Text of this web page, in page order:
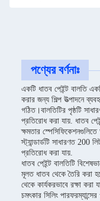
পণ্যের বর্ণনাঃ
একটি ধাতব পেইন্ট বালতি
করার জন্য শিল্প উত্পাদনে
গঠিত।বালতিটির পৃষ্ঠটি
প্রতিরোধ করা যায়. ধাতব
ক্ষমতার
স্ট্যান্ডার্ডটি সাধারণত 200
প্রতিরোধ করা যায়.
ধাতব পেইন্ট বালতিটি
মূলত ধাতব থেকে তৈরি করা
থেকে কার্যকরভাবে রক্ষা
চমৎকার সিলিং পারফরম্যান্সের